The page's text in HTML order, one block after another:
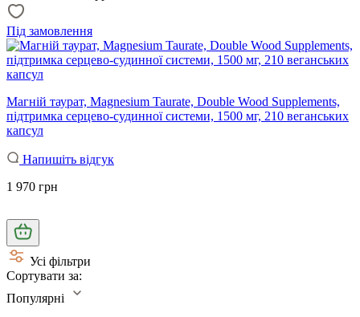
Під замовлення
Магній таурат, Magnesium Taurate, Double Wood Supplements,
підтримка серцево-судинної системи, 1500 мг, 210 веганських
капсул
Напишіть відгук
1 970 грн
Усі фільтри
Сортувати за:
Популярні